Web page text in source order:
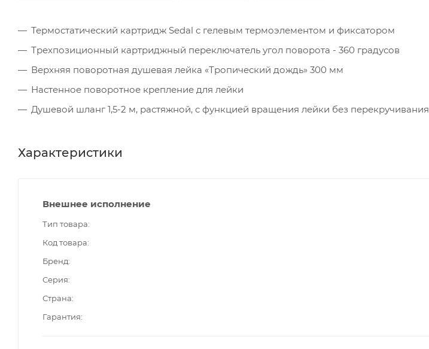
Термостатический картридж Sedal с гелевым термоэлементом и фиксатором
Трехпозиционный картриджный переключатель угол поворота - 360 градусов
Верхняя поворотная душевая лейка «Тропический дождь» 300 мм
Настенное поворотное крепление для лейки
Душевой шланг 1,5-2 м, растяжной, с функцией вращения лейки без перекручивания
Характеристики
Внешнее исполнение
Тип товара
Код товара
Бренд
Серия
Страна
Гарантия